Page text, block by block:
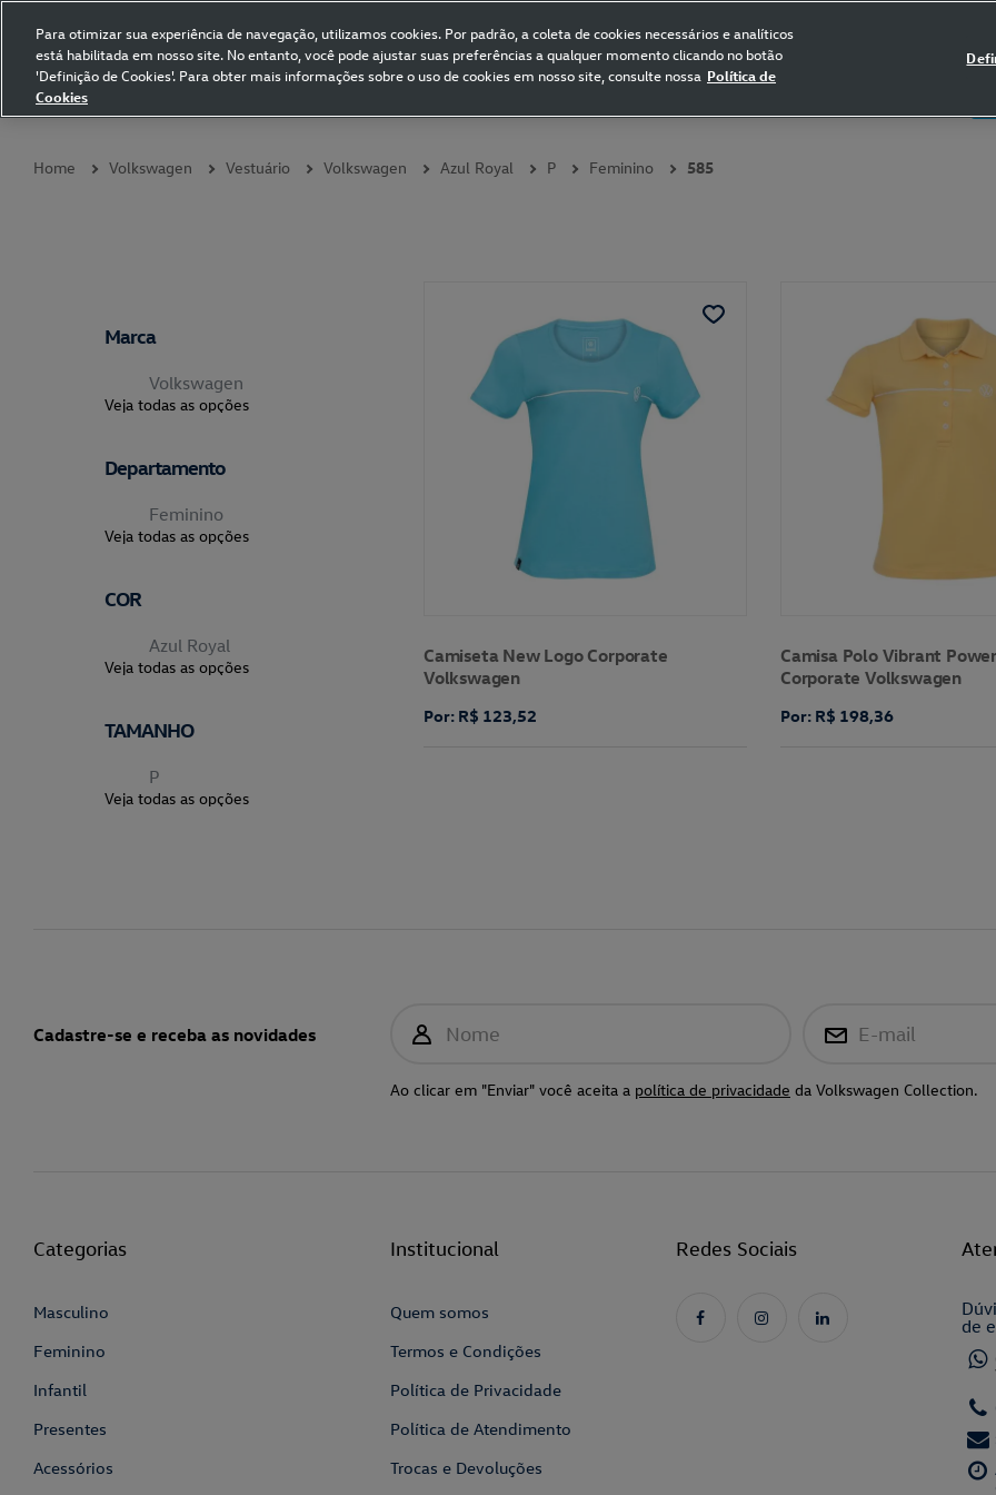
Volkswagen Collection
Coleções
Home Volkswagen Vestuário Volkswagen Azul Royal P Feminino 585
Marca
Volkswagen
Veja todas as opções
Departamento
Feminino
Veja todas as opções
COR
Azul Royal
Veja todas as opções
TAMANHO
P
Veja todas as opções
Camiseta New Logo Corporate
Volkswagen
Por: R$ 123,52
Camisa Polo Vibrant Power
Corporate Volkswagen
Por: R$ 198,36
Cadastre-se e receba as novidades Nome E-mail
Ao clicar em "Enviar" você aceita a política de privacidade da Volkswagen Collection.
Categorias
Masculino
Feminino
Infantil
Presentes
Acessórios
Institucional
Quem somos
Termos e Condições
Política de Privacidade
Política de Atendimento
Trocas e Devoluções
Redes Sociais
de
Para otimizar sua experiência de navegação, utilizamos cookies. Por padrão, a coleta de cookies necessários e analíticos
está habilitada em nosso site. No entanto, você pode ajustar suas preferências a qualquer momento clicando no botão
'Definição de Cookies'. Para obter mais informações sobre o uso de cookies em nosso site, consulte nossa Política de
Cookies